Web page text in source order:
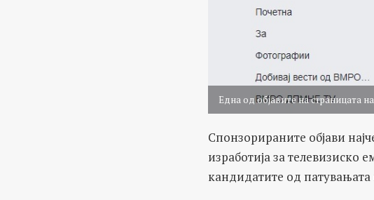
Една од објавите на
Спонзорираните објави
изработија за
кандидатите од